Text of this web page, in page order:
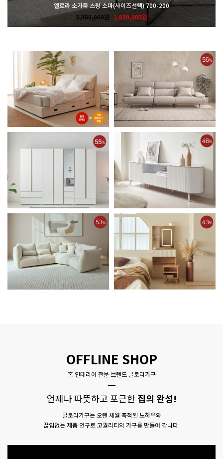
엘로라 소가죽 스윙 소파(사이즈선택) 700-200
3,380,000원 1,690,000원
OFFLINE SHOP
홈 인테리어 전문 브랜드 글로리가구
언제나 따뜻하고 포근한 집의 완성!
글로리가구는 오랜 세월 축적된 노하우와
끊임없는 제품 연구로 고퀄리티의 가구를 만들어 갑니다.